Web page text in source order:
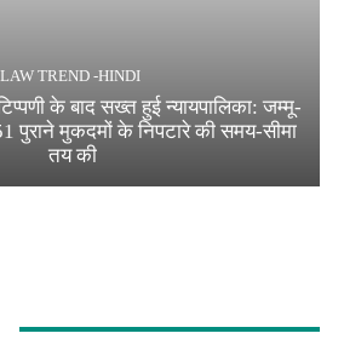
LAW TREND -HINDI
के बाद सख्त हुई न्यायपालिका: जम्मू-
पुराने मुकदमों के निपटारे की समय-सीमा
तय की